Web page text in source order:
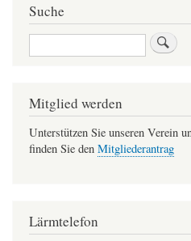
Suche
Suche
Mitglied werden
Unterstützen Sie unseren Verein
finden Sie den Mitgliederantrag
Lärmtelefon